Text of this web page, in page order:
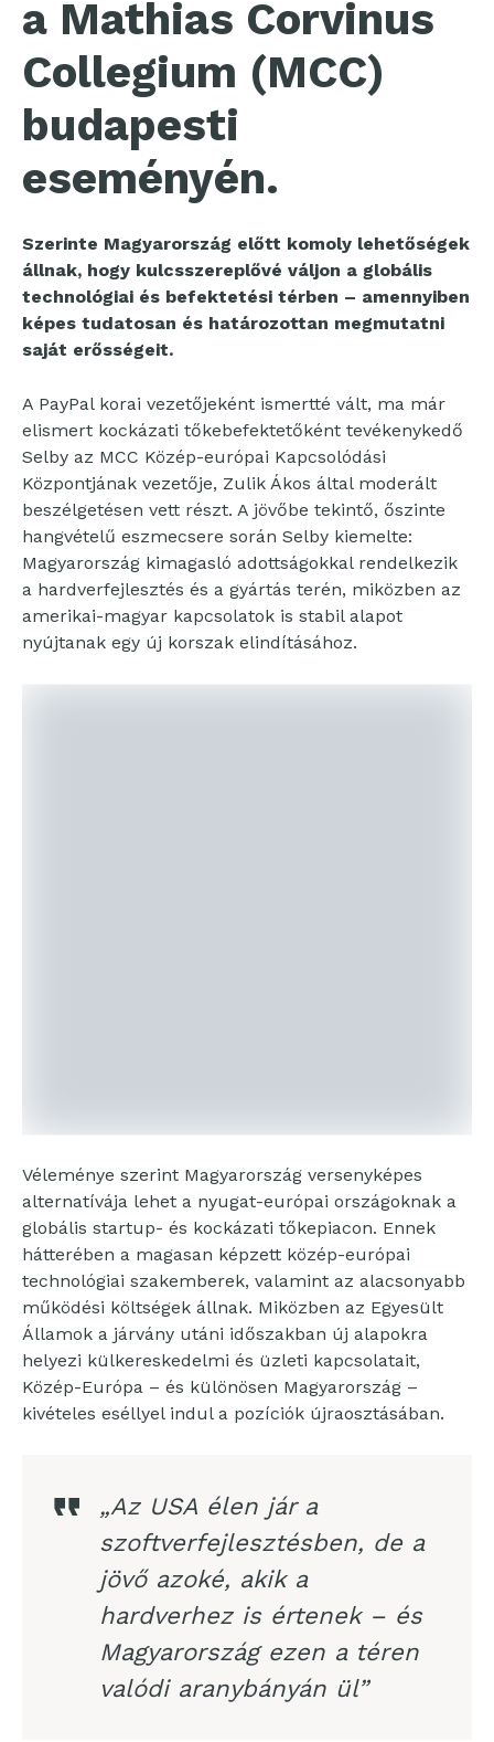
a Mathias Corvinus
Collegium (MCC)
budapesti
eseményén.
Szerinte Magyarország előtt komoly lehetőségek
állnak, hogy kulcsszereplővé váljon a globális
technológiai és befektetési térben – amennyiben
képes tudatosan és határozottan megmutatni
saját erősségeit.
A PayPal korai vezetőjeként ismertté vált, ma már
elismert kockázati tőkebefektetőként tevékenykedő
Selby az MCC Közép-európai Kapcsolódási
Központjának vezetője, Zulik Ákos által moderált
beszélgetésen vett részt. A jövőbe tekintő, őszinte
hangvételű eszmecsere során Selby kiemelte:
Magyarország kimagasló adottságokkal rendelkezik
a hardverfejlesztés és a gyártás terén, miközben az
amerikai-magyar kapcsolatok is stabil alapot
nyújtanak egy új korszak elindításához.
Véleménye szerint Magyarország versenyképes
alternatívája lehet a nyugat-európai országoknak a
globális startup- és kockázati tőkepiacon. Ennek
hátterében a magasan képzett közép-európai
technológiai szakemberek, valamint az alacsonyabb
működési költségek állnak. Miközben az Egyesült
Államok a járvány utáni időszakban új alapokra
helyezi külkereskedelmi és üzleti kapcsolatait,
Közép-Európa – és különösen Magyarország –
kivételes eséllyel indul a pozíciók újraosztásában.
„Az USA élen jár a
szoftverfejlesztésben, de a
jövő azoké, akik a
hardverhez is értenek – és
Magyarország ezen a téren
valódi aranybányán ül”